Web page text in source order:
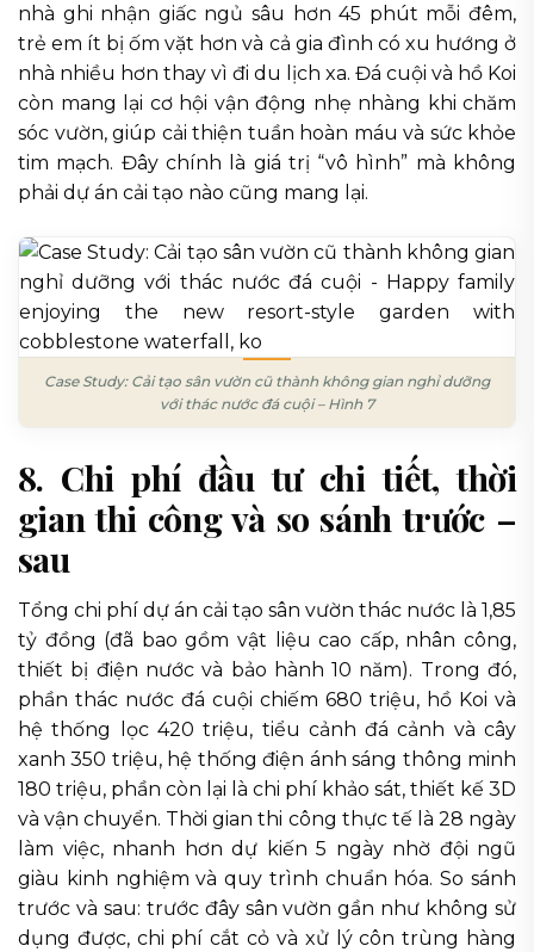
nhà ghi nhận giấc ngủ sâu hơn 45 phút mỗi đêm,
trẻ em ít bị ốm vặt hơn và cả gia đình có xu hướng ở
nhà nhiều hơn thay vì đi du lịch xa. Đá cuội và hồ Koi
còn mang lại cơ hội vận động nhẹ nhàng khi chăm
sóc vườn, giúp cải thiện tuần hoàn máu và sức khỏe
tim mạch. Đây chính là giá trị “vô hình” mà không
phải dự án cải tạo nào cũng mang lại.
Case Study: Cải tạo sân vườn cũ thành không gian nghỉ dưỡng
với thác nước đá cuội – Hình 7
8. Chi phí đầu tư chi tiết, thời
gian thi công và so sánh trước –
sau
Tổng chi phí dự án cải tạo sân vườn thác nước là 1,85
tỷ đồng (đã bao gồm vật liệu cao cấp, nhân công,
thiết bị điện nước và bảo hành 10 năm). Trong đó,
phần thác nước đá cuội chiếm 680 triệu, hồ Koi và
hệ thống lọc 420 triệu, tiểu cảnh đá cảnh và cây
xanh 350 triệu, hệ thống điện ánh sáng thông minh
180 triệu, phần còn lại là chi phí khảo sát, thiết kế 3D
và vận chuyển. Thời gian thi công thực tế là 28 ngày
làm việc, nhanh hơn dự kiến 5 ngày nhờ đội ngũ
giàu kinh nghiệm và quy trình chuẩn hóa. So sánh
trước và sau: trước đây sân vườn gần như không sử
dụng được, chi phí cắt cỏ và xử lý côn trùng hàng